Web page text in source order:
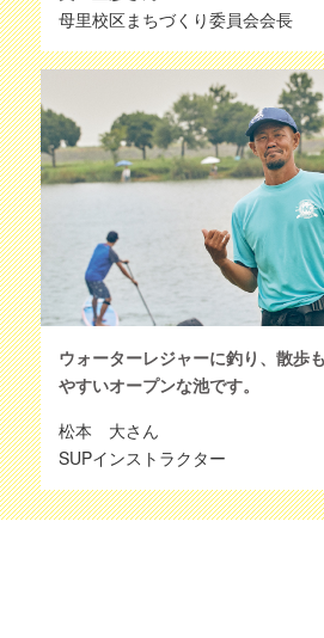
母里校区まちづくり委員会会長
ウォーターレジャーに釣り、散歩
やすいオープンな池です。
松本 大さん
SUPインストラクター